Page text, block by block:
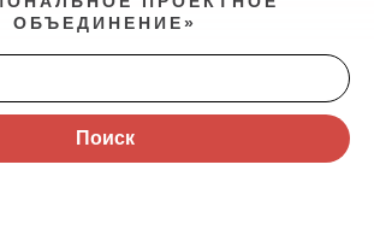
ОБЪЕДИНЕНИЕ»
Поиск